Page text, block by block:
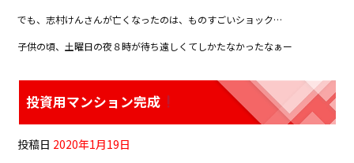
でも、志村けんさんが亡くなったのは、ものすごいショック…
子供の頃、土曜日の夜８時が待ち遠しくてしかたなかったなぁー
投資用マンション完成
投稿日 2020年1月19日